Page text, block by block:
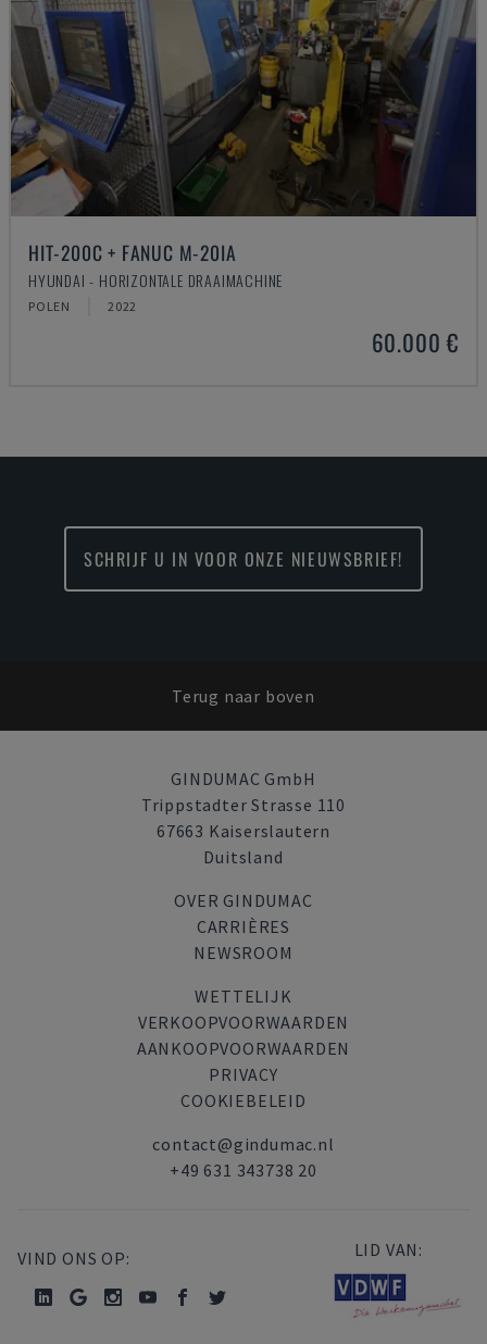
HIT-200C + FANUC M-20IA
HYUNDAI - HORIZONTALE DRAAIMACHINE
POLEN 2022
60.000 €
SCHRIJF U IN VOOR ONZE NIEUWSBRIEF!
Terug naar boven
GINDUMAC GmbH
Trippstadter Strasse 110
67663 Kaiserslautern
Duitsland
OVER GINDUMAC
CARRIÈRES
NEWSROOM
WETTELIJK
VERKOOPVOORWAARDEN
AANKOOPVOORWAARDEN
PRIVACY
COOKIEBELEID
contact@gindumac.nl
+49 631 343738 20
VIND ONS OP: LID VAN: